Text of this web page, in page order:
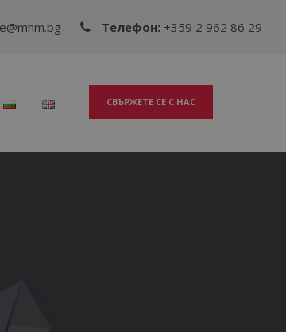
Телефон: +359 2 962 86 29
СВЪРЖЕТЕ СЕ С НАС